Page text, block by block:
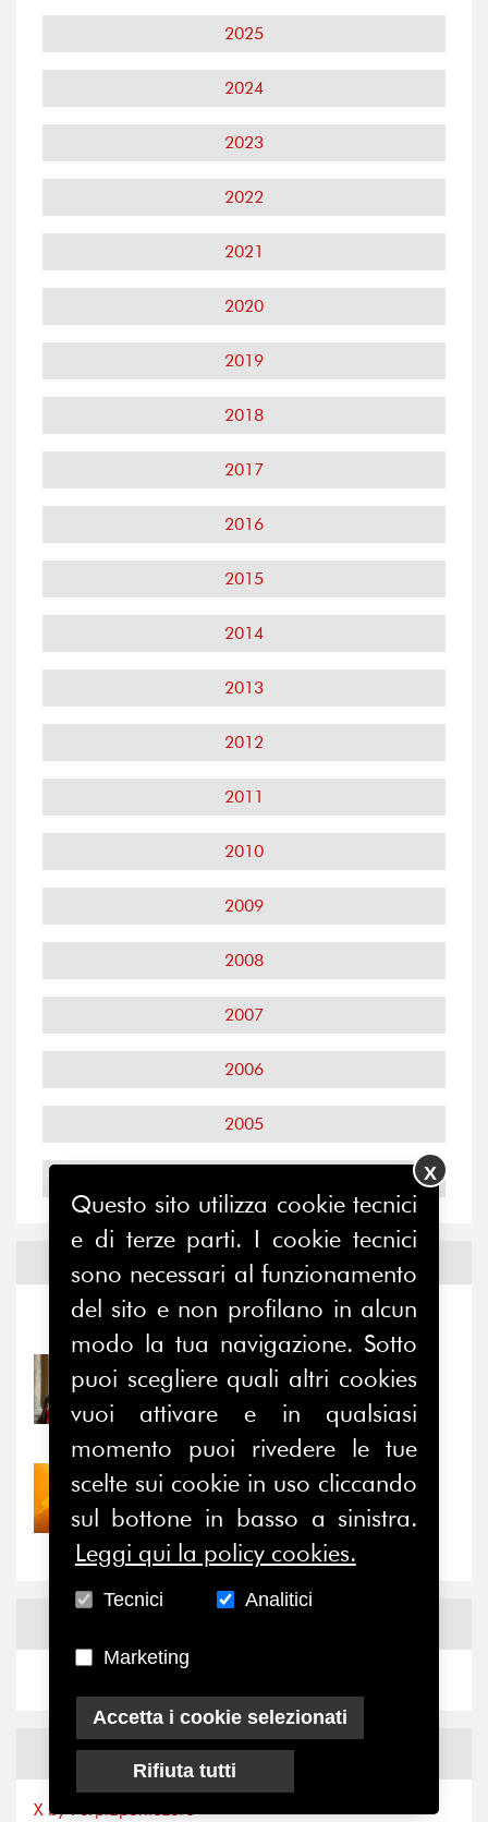
2025
2024
2023
2022
2021
2020
2019
2018
2017
2016
2015
2014
2013
2012
2011
2010
2009
2008
2007
2006
2005
Notizie ed Eventi
Notizie-Eventi
31/07/2026
Prima della pausa estiva,
il valore di...
30/07/2026
Nove anni dopo la
“grande cecità”: la...
NewsX
X by Ferpi2puntozero
Questo sito utilizza cookie tecnici
e di terze parti. I cookie tecnici
sono necessari al funzionamento
del sito e non profilano in alcun
modo la tua navigazione. Sotto
puoi scegliere quali altri cookies
vuoi attivare e in qualsiasi
momento puoi rivedere le tue
scelte sui cookie in uso cliccando
sul bottone in basso a sinistra.
Leggi qui la policy cookies.
Tecnici Analitici
Marketing
Accetta i cookie selezionati
Rifiuta tutti
X